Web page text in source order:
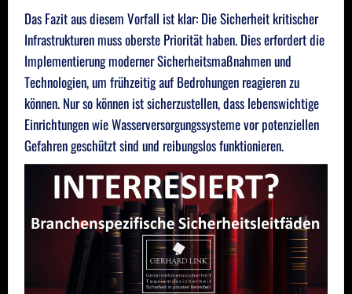
Das Fazit aus diesem Vorfall ist klar: Die Sicherheit kritischer
Infrastrukturen muss oberste Priorität haben. Dies erfordert die
Implementierung moderner Sicherheitsmaßnahmen und
Technologien, um frühzeitig auf Bedrohungen reagieren zu
können. Nur so können ist sicherzustellen, dass lebenswichtige
Einrichtungen wie Wasserversorgungssysteme vor potenziellen
Gefahren geschützt sind und reibungslos funktionieren.